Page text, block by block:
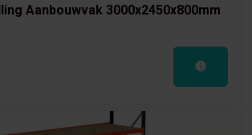
Aanbouwvak 3000x2450x800mm